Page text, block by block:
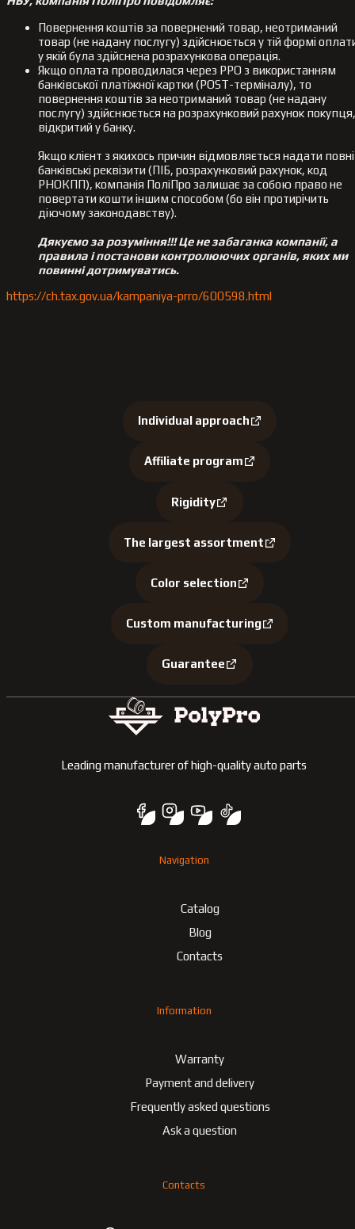
Повернення коштів за повернений товар, неотриманий
товар (не надану послугу) здійснюється у тій формі
у якій була здійснена розрахункова операція.
Якщо оплата проводилася через РРО з використанням
банківської платіжної картки (POST-терміналу), то
повернення коштів за неотриманий товар (не надану
послугу) здійснюється на розрахунковий рахунок покупця,
відкритий у банку.
Якщо клієнт з якихось причин відмовляється надати повні
банківські реквізити (ПІБ, розрахунковий рахунок, код
РНОКПП), компанія ПоліПро залишає за собою право не
повертати кошти іншим способом (бо він протирічить
діючому законодавству).
Дякуємо за розуміння!!! Це не забаганка компанії, а
правила і постанови контролюючих органів, яких ми
повинні дотримуватись.
https://ch.tax.gov.ua/kampaniya-prro/600598.html
Individual approach
Affiliate program
Rigidity
The largest assortment
Color selection
Custom manufacturing
Guarantee
Leading manufacturer of high-quality auto parts
Navigation
Catalog
Blog
Contacts
Information
Warranty
Payment and delivery
Frequently asked questions
Ask a question
Contacts